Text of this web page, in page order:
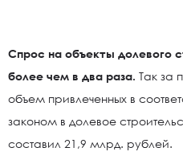
Спрос на объекты долевого
более чем в два раза. Так за
объем привлеченных в
законом в долевое
составил 21,9 млрд. рублей.